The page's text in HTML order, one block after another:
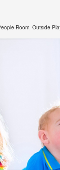
Room, Outside